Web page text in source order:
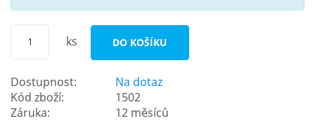
ks DO KOŠÍKU
Dostupnost:
Na dotaz
Kód zboží:
1502
Záruka:
12 měsíců